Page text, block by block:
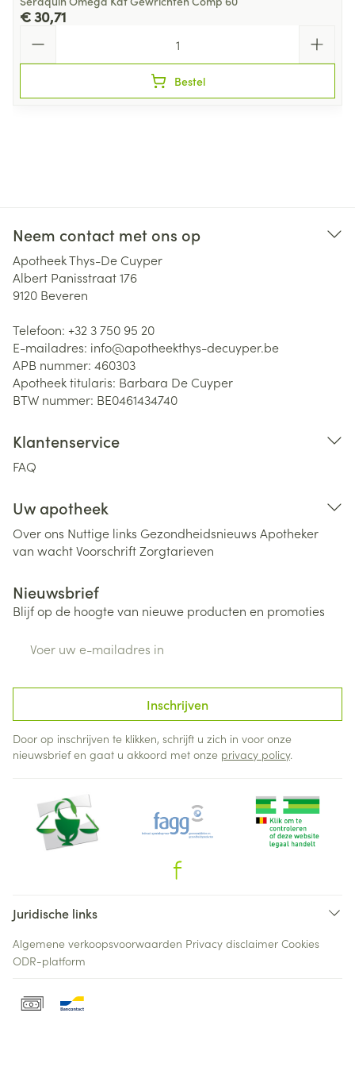
€ 30,71
Bestel
Neem contact met ons op
Apotheek Thys-De Cuyper
Albert Panisstraat 176
9120 Beveren
Telefoon: +32 3 750 95 20
E-mailadres: info@apotheekthys-decuyper.be
APB nummer: 460303
Apotheek titularis: Barbara De Cuyper
BTW nummer: BE0461434740
Klantenservice
FAQ
Uw apotheek
Over ons Nuttige links Gezondheidsnieuws Apotheker
van wachtVoorschriftZorgtarieven
Nieuwsbrief
Blijf op de hoogte van nieuwe producten en promoties
Inschrijven
Door op inschrijven te klikken, schrijft u zich in voor onze
nieuwsbrief en gaat u akkoord met onze privacy policy.
Juridische links
Algemene verkoopsvoorwaarden Privacy disclaimer Cookies
ODR-platform